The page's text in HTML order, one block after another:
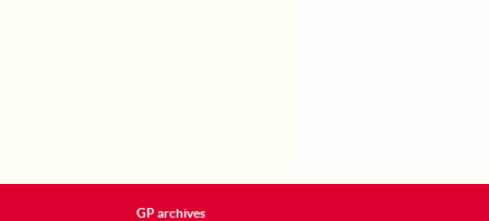
GP archives